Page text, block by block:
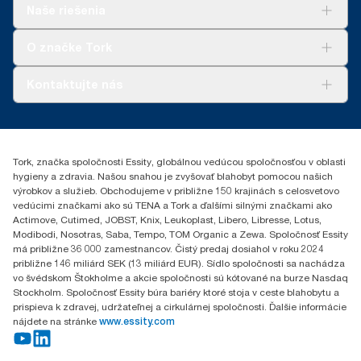
Nakoľko sú tieto údaje priemerom systému, nie sú určené na
Essity Slovakia s.r.o.
049 12 Gemerská Hôrka
Tork, značka spoločnosti Essity, globálnou vedúcou spoločnosťou v oblasti
hygieny a zdravia. Našou snahou je zvyšovať blahobyt pomocou našich
výrobkov a služieb. Obchodujeme v približne 150 krajinách s celosvetovo
vedúcimi značkami ako sú TENA a Tork a ďalšími silnými značkami ako
Actimove, Cutimed, JOBST, Knix, Leukoplast, Libero, Libresse, Lotus,
Modibodi, Nosotras, Saba, Tempo, TOM Organic a Zewa. Spoločnosť Essity
má približne 36 000 zamestnancov. Čistý predaj dosiahol v roku 2024
približne 146 miliárd SEK (13 miliárd EUR). Sídlo spoločnosti sa nachádza
vo švédskom Štokholme a akcie spoločnosti sú kótované na burze Nasdaq
Stockholm. Spoločnosť Essity búra bariéry ktoré stoja v ceste blahobytu a
prispieva k zdravej, udržateľnej a cirkulárnej spoločnosti. Ďalšie informácie
nájdete na stránke www.essity.com